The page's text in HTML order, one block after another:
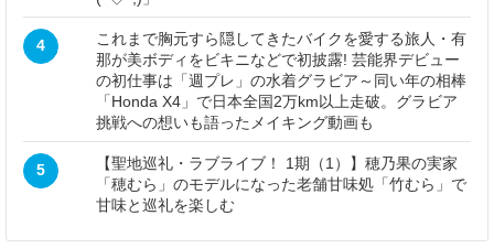
4
これまで胸元すら隠してきたバイクを愛する旅人・有
那が美ボディをビキニなどで初披露! 芸能界デビュー
の初仕事は「週プレ」の水着グラビア～同い年の相棒
「Honda X4」で日本全国2万km以上走破。グラビア
挑戦への想いも語ったメイキング動画も
5
【聖地巡礼・ラブライブ！ 1期（1）】穂乃果の実家
「穂むら」のモデルになった老舗甘味処「竹むら」で
甘味と巡礼を楽しむ